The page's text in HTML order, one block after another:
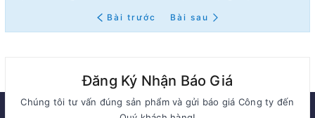
Bài trước Bài sau
Đăng Ký Nhận Báo Giá
Chúng tôi tư vấn đúng sản phẩm và gửi báo giá Công ty đến